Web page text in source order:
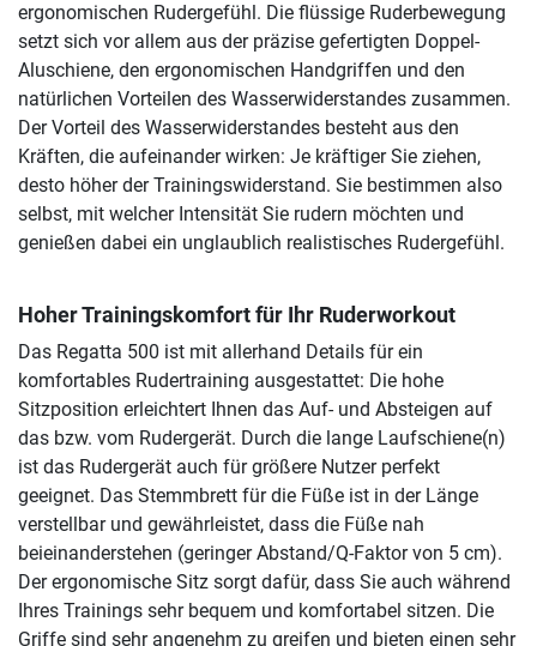
ergonomischen Rudergefühl. Die flüssige Ruderbewegung
setzt sich vor allem aus der präzise gefertigten Doppel-
Aluschiene, den ergonomischen Handgriffen und den
natürlichen Vorteilen des Wasserwiderstandes zusammen.
Der Vorteil des Wasserwiderstandes besteht aus den
Kräften, die aufeinander wirken: Je kräftiger Sie ziehen,
desto höher der Trainingswiderstand. Sie bestimmen also
selbst, mit welcher Intensität Sie rudern möchten und
genießen dabei ein unglaublich realistisches Rudergefühl.
Hoher Trainingskomfort für Ihr Ruderworkout
Das Regatta 500 ist mit allerhand Details für ein
komfortables Rudertraining ausgestattet: Die hohe
Sitzposition erleichtert Ihnen das Auf- und Absteigen auf
das bzw. vom Rudergerät. Durch die lange Laufschiene(n)
ist das Rudergerät auch für größere Nutzer perfekt
geeignet. Das Stemmbrett für die Füße ist in der Länge
verstellbar und gewährleistet, dass die Füße nah
beieinanderstehen (geringer Abstand/Q-Faktor von 5 cm).
Der ergonomische Sitz sorgt dafür, dass Sie auch während
Ihres Trainings sehr bequem und komfortabel sitzen. Die
Griffe sind sehr angenehm zu greifen und bieten einen sehr